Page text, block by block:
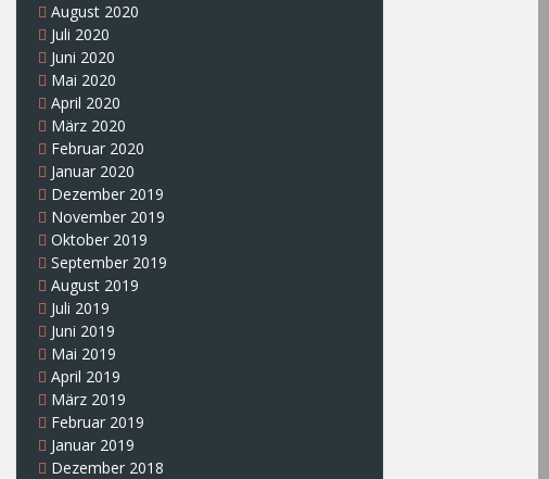
August 2020
Juli 2020
Juni 2020
Mai 2020
April 2020
März 2020
Februar 2020
Januar 2020
Dezember 2019
November 2019
Oktober 2019
September 2019
August 2019
Juli 2019
Juni 2019
Mai 2019
April 2019
März 2019
Februar 2019
Januar 2019
Dezember 2018